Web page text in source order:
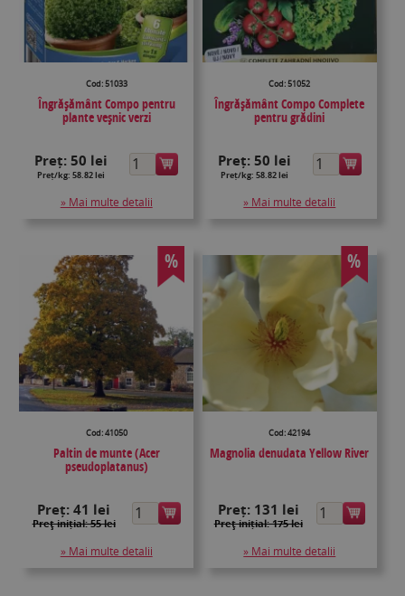
Cod: 51033
Îngrăşământ Compo pentru
plante veșnic verzi
Preț:50 lei
Preț/kg: 58.82 lei
» Mai multe detalii
Cod: 51052
Îngrășământ Compo Complete
pentru grădini
Preț: 50 lei
Preț/kg: 58.82 lei
» Mai multe detalii
%
Cod: 41050
Paltin de munte (Acer
pseudoplatanus)
Preț:41 lei
Preţ inițial: 55 lei
» Mai multe detalii
%
Cod: 42194
Magnolia denudata Yellow River
Preț: 131 lei
Preţ inițial: 175 lei
» Mai multe detalii